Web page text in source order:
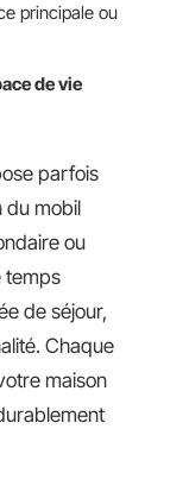
principale ou
de vie
parfois
du mobil
ou
temps
de séjour,
Chaque
maison